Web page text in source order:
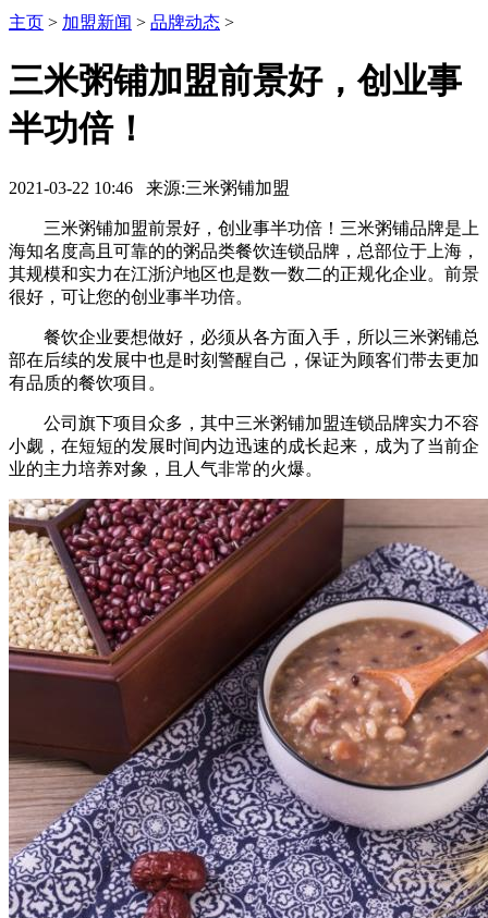
主页 > 加盟新闻 > 品牌动态 >
三米粥铺加盟前景好，创业事
半功倍！
2021-03-22 10:46 来源:三米粥铺加盟
三米粥铺加盟前景好，创业事半功倍！三米粥铺品牌是上
海知名度高且可靠的的粥品类餐饮连锁品牌，总部位于上海，
其规模和实力在江浙沪地区也是数一数二的正规化企业。前景
很好，可让您的创业事半功倍。
餐饮企业要想做好，必须从各方面入手，所以三米粥铺总
部在后续的发展中也是时刻警醒自己，保证为顾客们带去更加
有品质的餐饮项目。
公司旗下项目众多，其中三米粥铺加盟连锁品牌实力不容
小觑，在短短的发展时间内边迅速的成长起来，成为了当前企
业的主力培养对象，且人气非常的火爆。